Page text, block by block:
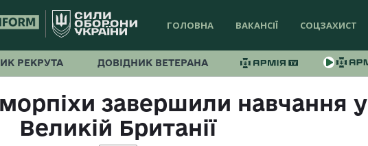
ГОЛОВНА ВАКАНСІЇ СОЦЗАХИСТ
РЕКРУТА ДОВІДНИК ВЕТЕРАНА
морпіхи завершили навчання у
Великій Британії